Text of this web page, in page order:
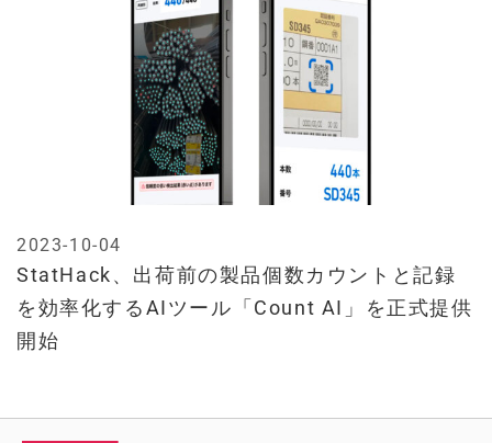
StatHack、出荷前の製品個数カウントと記録
を効率化するAIツール「Count AI」を正式提供
開始
2023-10-04